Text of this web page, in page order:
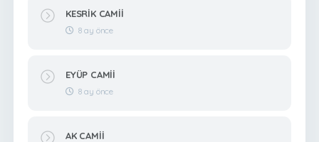
KESRİK CAMİİ
8 ay önce
EYÜP CAMİİ
8 ay önce
AK CAMİİ